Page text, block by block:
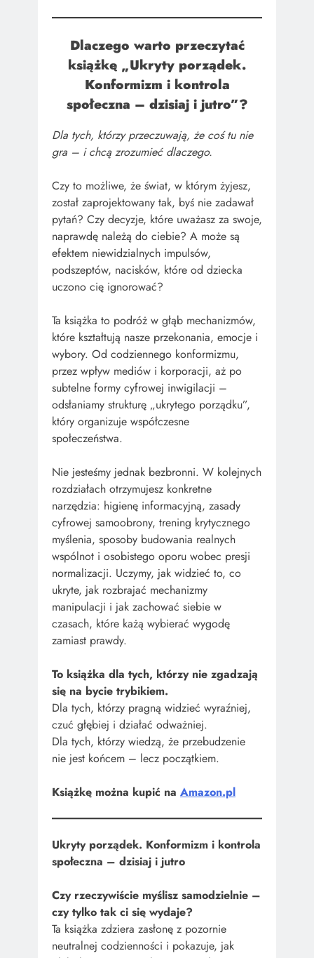
Dlaczego warto przeczytać
książkę „Ukryty porządek.
Konformizm i kontrola
społeczna – dzisiaj i jutro”?
Dla tych, którzy przeczuwają, że coś tu nie
gra – i chcą zrozumieć dlaczego.
Czy to możliwe, że świat, w którym żyjesz,
został zaprojektowany tak, byś nie zadawał
pytań? Czy decyzje, które uważasz za swoje,
naprawdę należą do ciebie? A może są
efektem niewidzialnych impulsów,
podszeptów, nacisków, które od dziecka
uczono cię ignorować?
Ta książka to podróż w głąb mechanizmów,
które kształtują nasze przekonania, emocje i
wybory. Od codziennego konformizmu,
przez wpływ mediów i korporacji, aż po
subtelne formy cyfrowej inwigilacji –
odsłaniamy strukturę „ukrytego porządku”,
który organizuje współczesne
społeczeństwa.
Nie jesteśmy jednak bezbronni. W kolejnych
rozdziałach otrzymujesz konkretne
narzędzia: higienę informacyjną, zasady
cyfrowej samoobrony, trening krytycznego
myślenia, sposoby budowania realnych
wspólnot i osobistego oporu wobec presji
normalizacji. Uczymy, jak widzieć to, co
ukryte, jak rozbrajać mechanizmy
manipulacji i jak zachować siebie w
czasach, które każą wybierać wygodę
zamiast prawdy.
To książka dla tych, którzy nie zgadzają
się na bycie trybikiem.
Dla tych, którzy pragną widzieć wyraźniej,
czuć głębiej i działać odważniej.
Dla tych, którzy wiedzą, że przebudzenie
nie jest końcem – lecz początkiem.
Książkę można kupić na Amazon.pl
Ukryty porządek. Konformizm i kontrola
społeczna – dzisiaj i jutro
Czy rzeczywiście myślisz samodzielnie –
czy tylko tak ci się wydaje?
Ta książka zdziera zasłonę z pozornie
neutralnej codzienności i pokazuje, jak